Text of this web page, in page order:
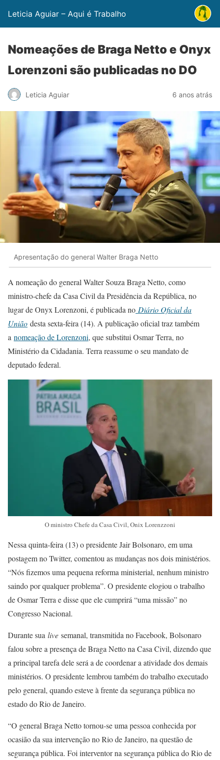
Leticia Aguiar – Aqui é Trabalho
Nomeações de Braga Netto e Onyx
Lorenzoni são publicadas no DO
Leticia Aguiar 6 anos atrás
Apresentação do general Walter Braga Netto
A nomeação do general Walter Souza Braga Netto, como
ministro-chefe da Casa Civil da Presidência da República, no
lugar de Onyx Lorenzoni, é publicada no Diário Oficial da
União desta sexta-feira (14). A publicação oficial traz também
a nomeação de Lorenzoni, que substitui Osmar Terra, no
Ministério da Cidadania. Terra reassume o seu mandato de
deputado federal.
O ministro Chefe da Casa Civil, Onix Lorenzzoni
Nessa quinta-feira (13) o presidente Jair Bolsonaro, em uma
postagem no Twitter, comentou as mudanças nos dois ministérios.
“Nós fizemos uma pequena reforma ministerial, nenhum ministro
saindo por qualquer problema”. O presidente elogiou o trabalho
de Osmar Terra e disse que ele cumprirá “uma missão” no
Congresso Nacional.
Durante sua live semanal, transmitida no Facebook, Bolsonaro
falou sobre a presença de Braga Netto na Casa Civil, dizendo que
a principal tarefa dele será a de coordenar a atividade dos demais
ministérios. O presidente lembrou também do trabalho executado
pelo general, quando esteve à frente da segurança pública no
estado do Rio de Janeiro.
“O general Braga Netto tornou-se uma pessoa conhecida por
ocasião da sua intervenção no Rio de Janeiro, na questão de
segurança pública. Foi interventor na segurança pública do Rio de